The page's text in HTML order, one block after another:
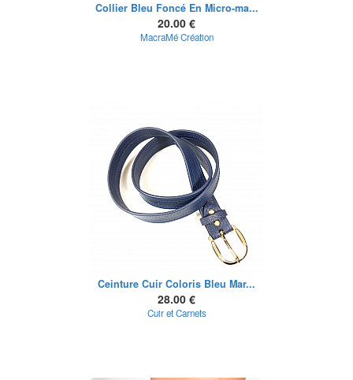
Collier Bleu Foncé En Micro-ma...
20.00 €
MacraMé Création
Ceinture Cuir Coloris Bleu Mar...
28.00 €
Cuir et Carnets